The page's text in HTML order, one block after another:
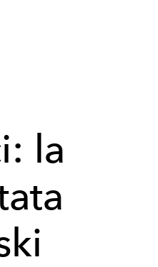
la